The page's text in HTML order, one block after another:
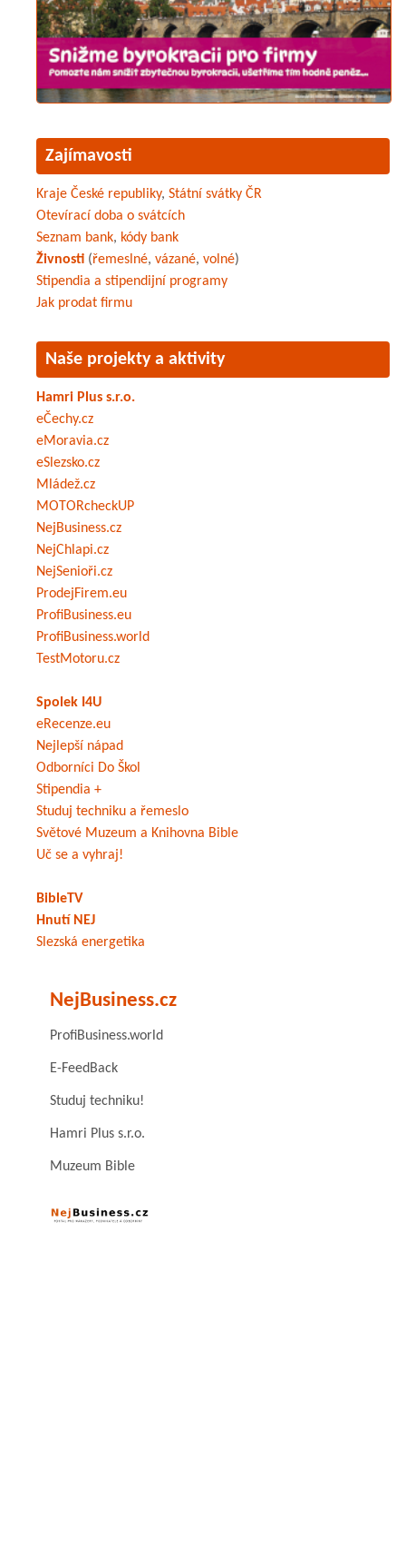
Zajímavosti
Kraje České republiky, Státní svátky ČR
Otevírací doba o svátcích
Seznam bank, kódy bank
Živnosti (řemeslné, vázané, volné)
Stipendia a stipendijní programy
Jak prodat firmu
Naše projekty a aktivity
Hamri Plus s.r.o.
eČechy.cz
eMoravia.cz
eSlezsko.cz
Mládež.cz
MOTORcheckUP
NejBusiness.cz
NejChlapi.cz
NejSenioři.cz
ProdejFirem.eu
ProfiBusiness.eu
ProfiBusiness.world
TestMotoru.cz
Spolek I4U
eRecenze.eu
Nejlepší nápad
Odborníci Do Škol
Stipendia +
Studuj techniku a řemeslo
Světové Muzeum a Knihovna Bible
Uč se a vyhraj!
BibleTV
Hnutí NEJ
Slezská energetika
NejBusiness.cz
ProfiBusiness.world
E-FeedBack
Studuj techniku!
Hamri Plus s.r.o.
Muzeum Bible